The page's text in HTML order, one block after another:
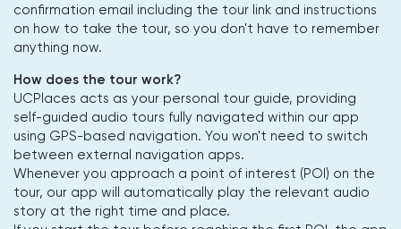
confirmation email including the tour link and instructions
on how to take the tour, so you don't have to remember
anything now.
How does the tour work?
UCPlaces acts as your personal tour guide, providing
self-guided audio tours fully navigated within our app
using GPS-based navigation. You won't need to switch
between external navigation apps.
Whenever you approach a point of interest (POI) on the
tour, our app will automatically play the relevant audio
story at the right time and place.